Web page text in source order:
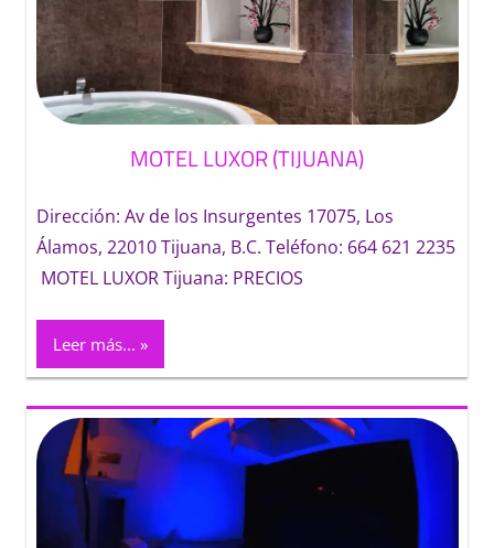
MOTEL LUXOR (TIJUANA)
Dirección: Av de los Insurgentes 17075, Los
Álamos, 22010 Tijuana, B.C. Teléfono: 664 621 2235
MOTEL LUXOR Tijuana: PRECIOS
Leer más...